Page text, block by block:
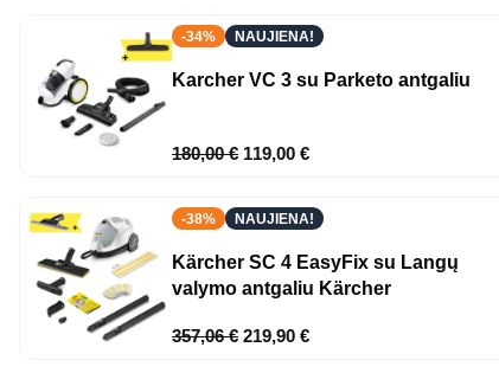
-34% NAUJIENA!
Karcher VC 3 su Parketo antgaliu
180,00€ 119,00 €
-38% NAUJIENA!
Kärcher SC 4 EasyFix su Langų
valymo antgaliu Kärcher
357,06€ 219,90 €